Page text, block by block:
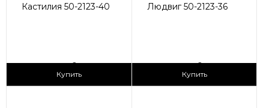
Кастилия 50-2123-40
2
Купить
Людвиг 50-2123-36
2
Купить